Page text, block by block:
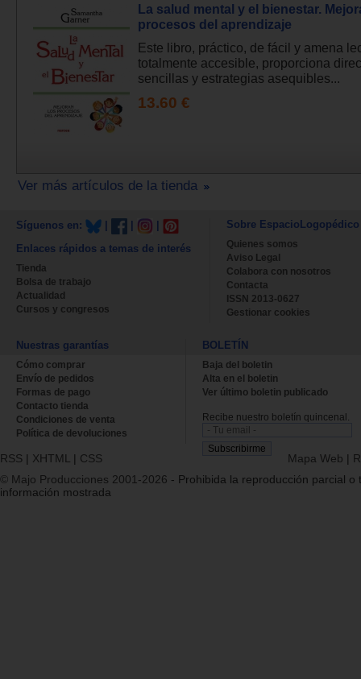
La salud mental y el bienestar.
procesos del aprendizaje
Este libro, práctico, de fácil y amena
totalmente accesible, proporciona
sencillas y estrategias asequibles...
13.60 €
Ver más artículos de la tienda
Síguenos en:
Enlaces rápidos a temas de interés
Tienda
Bolsa de trabajo
Actualidad
Cursos y congresos
Sobre EspacioLogopédico
Quienes somos
Aviso Legal
Colabora con nosotros
Contacta
ISSN 2013-0627
Gestionar cookies
Nuestras garantías
Cómo comprar
Envío de pedidos
Formas de pago
Contacto tienda
Condiciones de venta
Política de devoluciones
BOLETÍN
Baja del boletin
Alta en el boletin
Ver último boletin publicado
Recibe nuestro boletín quincenal.
RSS | XHTML | CSS Mapa Web |
© Majo Producciones 2001-2026 - Prohibida la reproducción parcial o
información mostrada